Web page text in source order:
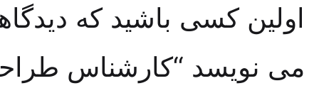
کسی باشید که دیدگاهی
“کارشناس طراحی